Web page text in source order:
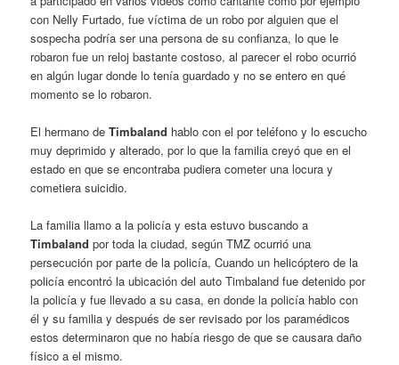
con Nelly Furtado, fue víctima de un robo por alguien que el
sospecha podría ser una persona de su confianza, lo que le
robaron fue un reloj bastante costoso, al parecer el robo ocurrió
en algún lugar donde lo tenía guardado y no se entero en qué
momento se lo robaron.
El hermano deTimbaland hablo con el por teléfono y lo escucho
muy deprimido y alterado, por lo que la familia creyó que en el
estado en que se encontraba pudiera cometer una locura y
cometiera suicidio.
La familia llamo a la policía y esta estuvo buscando a
Timbaland por toda la ciudad, según TMZ ocurrió una
persecución por parte de la policía, Cuando un helicóptero de la
policía encontró la ubicación del auto Timbaland fue detenido por
la policía y fue llevado a su casa, en donde la policía hablo con
él y su familia y después de ser revisado por los paramédicos
estos determinaron que no había riesgo de que se causara daño
físico a el mismo.